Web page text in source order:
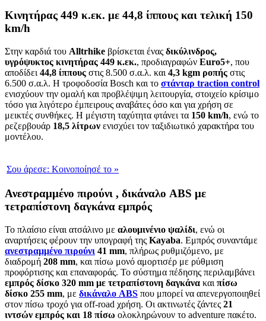
Κινητήρας 449 κ.εκ. με 44,8 ίππους και τελική 150
km/h
Στην καρδιά του Alltrhike βρίσκεται ένας δικύλινδρος,
υγρόψυκτος κινητήρας 449 κ.εκ., προδιαγραφών Euro5+, που
αποδίδει 44,8 ίππους στις 8.500 σ.α.λ. και 4,3 kgm ροπής στις
6.500 σ.α.λ. Η τροφοδοσία Bosch και το στάνταρ traction control
ενισχύουν την ομαλή και προβλέψιμη λειτουργία, στοιχείο κρίσιμο
τόσο για λιγότερο έμπειρους αναβάτες όσο και για χρήση σε
μεικτές συνθήκες. Η μέγιστη ταχύτητα φτάνει τα 150 km/h, ενώ το
ρεζερβουάρ 18,5 λίτρων ενισχύει τον ταξιδιωτικό χαρακτήρα του
μοντέλου.
Σου άρεσε: Κοινοποίησέ το »
Ανεστραμμένο πιρούνι , δικάναλο ABS με
τετραπίστονη δαγκάνα εμπρός
Το πλαίσιο είναι ατσάλινο με αλουμινένιο ψαλίδι, ενώ οι
αναρτήσεις φέρουν την υπογραφή της Kayaba. Εμπρός συναντάμε
ανεστραμμένο πιρούνι 41 mm, πλήρως ρυθμιζόμενο, με
διαδρομή 208 mm, και πίσω μονό αμορτισέρ με ρύθμιση
προφόρτισης και επαναφοράς. Το σύστημα πέδησης περιλαμβάνει
εμπρός δίσκο 320 mm με τετραπίστονη δαγκάνα και πίσω
δίσκο 255 mm, με δικάναλο ABS που μπορεί να απενεργοποιηθεί
στον πίσω τροχό για off-road χρήση. Οι ακτινωτές ζάντες 21
ιντσών εμπρός και 18 πίσω ολοκληρώνουν το adventure πακέτο.